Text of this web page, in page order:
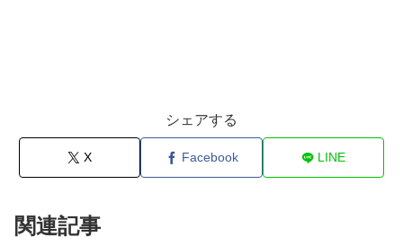
シェアする
X Facebook LINE
関連記事